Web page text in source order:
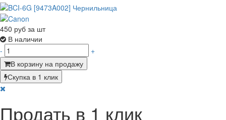
450 руб за шт
В наличии
-
+
В корзину на продажу
Скупка в 1 клик
Продать в 1 клик